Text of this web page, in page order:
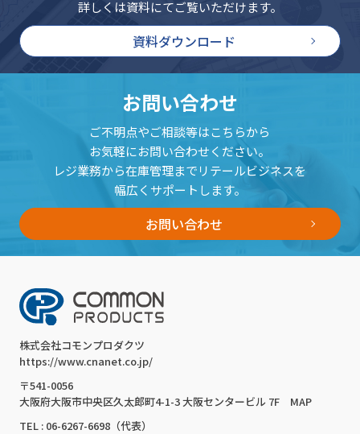
詳しくは資料にてご覧いただけます。
資料ダウンロード
お問い合わせ
ご不明点やご相談等はこちらから
お気軽にお問い合わせください。
レジ業務から在庫管理までリテールビジネスを
幅広くサポートします。
お問い合わせ
株式会社コモンプロダクツ
https://www.cnanet.co.jp/
〒541-0056
大阪府大阪市中央区久太郎町4-1-3 大阪センタービル 7F
MAP
TEL : 06-6267-6698（代表）